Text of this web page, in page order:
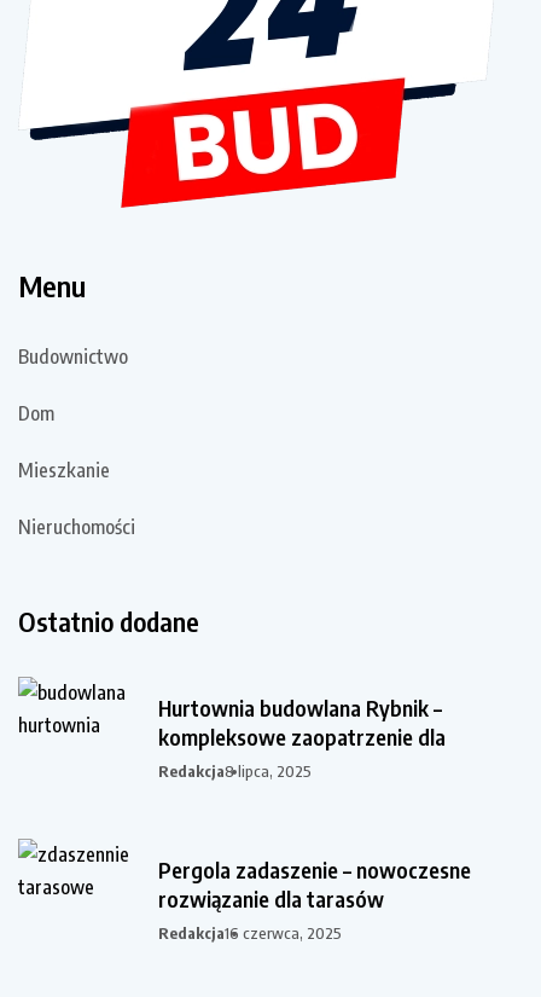
Menu
Budownictwo
Dom
Mieszkanie
Nieruchomości
Ostatnio dodane
Hurtownia budowlana Rybnik –
kompleksowe zaopatrzenie dla
Redakcja8 lipca, 2025
Pergola zadaszenie – nowoczesne
rozwiązanie dla tarasów
Redakcja16 czerwca, 2025